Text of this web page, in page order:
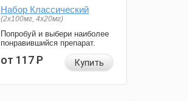
Набор Классический
(2x100мг, 4x20мг)
Попробуй и выбери наиболее
понравившийся препарат.
от 117Р Купить